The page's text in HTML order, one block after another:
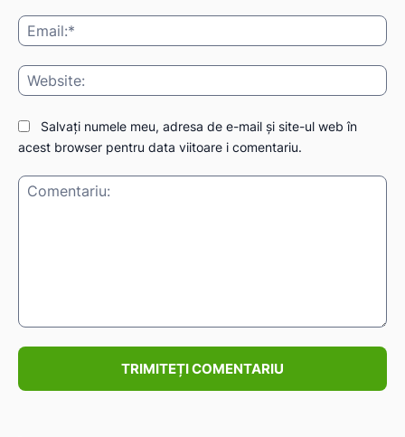
Salvați numele meu, adresa de e-mail și site-ul web în
acest browser pentru data viitoare i comentariu.